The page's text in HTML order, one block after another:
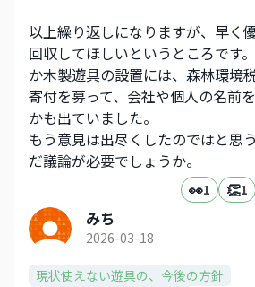
以上繰り返しになりますが、早く
回収してほしいというところです
か木製遊具の設置には、森林環境
寄付を募って、会社や個人の名前
かも出ていました。
もう意見は出尽くしたのではと思
だ議論が必要でしょうか。
👀1 👏1
みち
2026-03-18
現状使えない遊具の、今後の方針